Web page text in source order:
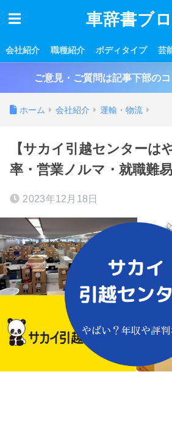
車辞書ブ
会社紹介 職種紹介 ボディタイプ 芸
ご意見・ご質問は記事下部のコ
ホーム 会社紹介 運輸・物流
【サカイ引越センターは
率・営業ノルマ・就職難
2023年12月18日